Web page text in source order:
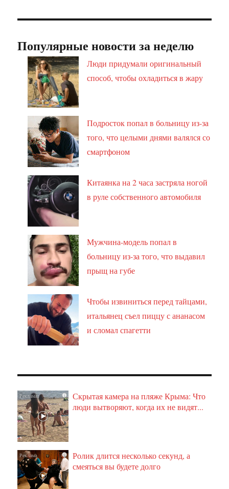
Популярные новости за неделю
Люди придумали оригинальный
способ, чтобы охладиться в жару
Подросток попал в больницу из-за
того, что целыми днями валялся со
смартфоном
Китаянка на 2 часа застряла ногой
в руле собственного автомобиля
Мужчина-модель попал в
больницу из-за того, что выдавил
прыщ на губе
Чтобы извиниться перед тайцами,
итальянец съел пиццу с ананасом
и сломал спагетти
i
Скрытая камера на пляже Крыма: Что
люди вытворяют, когда их не видят...
i
Ролик длится несколько секунд, а
смеяться вы будете долго